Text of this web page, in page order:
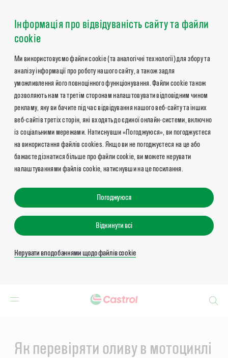
Інформація про відвідуваність сайту та файли
cookie
Ми використовуємо файли cookie (та аналогічні технології) для збору та
аналізу інформації про роботу нашого сайту, а також задля
уможливлення його повноцінного функціонування. Файли cookie також
дозволяють нам та третім сторонам налаштовувати відповідним чином
рекламу, яку ви бачите під час відвідування нашого веб-сайту та інших
веб-сайтів третіх сторін, які входять до єдиної онлайн-системи, включно
із соціальними мережами. Натиснувши «Погоджуюся», ви погоджуєтеся
на використання файлів cookies. Якщо ви не погоджуєтеся на це або
бажаєте дізнатися більше про файли cookie, ви можете керувати
налаштуваннями файлів cookie, натиснувши на це посилання.
Погоджуюся
Відкинути всі
Керувати вподобаннями щодо файлів cookie
Як перевіряти оливу в мотоциклі